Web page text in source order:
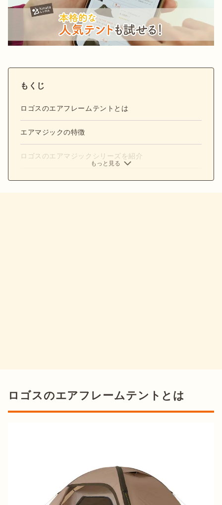
もくじ
ロゴスのエアフレームテントとは
エアマジックの特徴
ロゴスのエアマジックシリーズを紹介
もっと見る
ロゴスのエアフレームテントとは